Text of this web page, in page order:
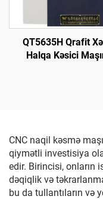
QT5635H Qrafit
Halqa Kəsici
CNC naqil kəsmə
qiymətli investisiya
edir. Birincisi, onların
dəqiqlik və
bu da tullantıların və